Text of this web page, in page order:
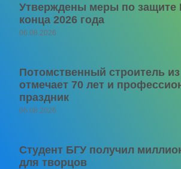
Утверждены меры по защите
конца 2026 года
06.08.2026
Потомственный строитель
отмечает 70 лет и
праздник
06.08.2026
Студент БГУ получил
для творцов